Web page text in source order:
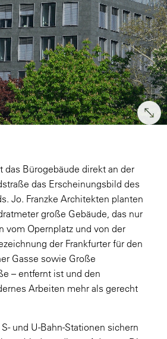
das Bürogebäude direkt an der
das Erscheinungsbild des
Jo. Franzke Architekten planten
große Gebäude, das nur
vom Opernplatz und von der
der Frankfurter für den
Gasse sowie Große
– entfernt ist und den
Arbeiten mehr als gerecht
und U-Bahn-Stationen sichern